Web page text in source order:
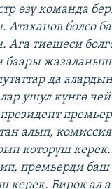
өзү команда
Атаханов болсо
Ага тиешеси
баары
да
ушул күнгө
алып, комиссия
көтөрүш
премьерди
керек. Бирок ал